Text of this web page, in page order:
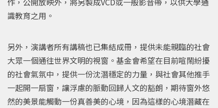
識教育之用。
另外，演講者所有講稿也已集結成冊，提供未能親臨的社會
大眾一個通往世界文明的視窗。基金會希望在目前喧鬧紛擾
的社會氣氛中，提供一份沈潛穩定的力量，與社會其他推手
一起開一扇窗，讓浮慮的脈動回歸人文的豁朗，期待窗外悠
然的美景能觸動一份真善美的心境，因為這樣的心境潛藏在